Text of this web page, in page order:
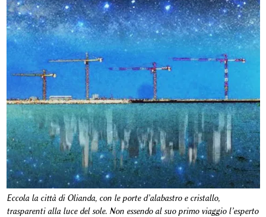
Eccola la città di Olianda, con le porte d’alabastro e cristallo,
trasparenti alla luce del sole. Non essendo al suo primo viaggio l’esperto